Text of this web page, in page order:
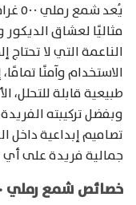
يُعد شمع رملي ٥٠٠ غرام المتوفر بمتجر
مثاليًا لعشاق
الناعمة التي لا
الاستخدام وآمنًا
طبيعية قابلة للتحلل،
وبفضل تركيبته
تصاميم إبداعية داخل
جمالية فريدة على
خصائص شمع رملي ٥٠٠ غرام